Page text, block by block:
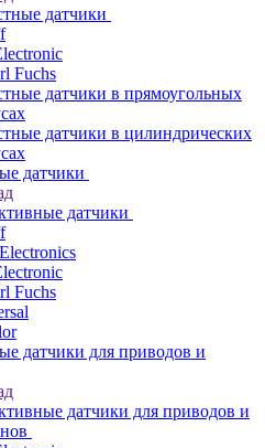
датчики
Fuchs
датчики в прямоугольных
датчики в цилиндрических
датчики
датчики
Fuchs
датчики для приводов и
датчики для приводов и